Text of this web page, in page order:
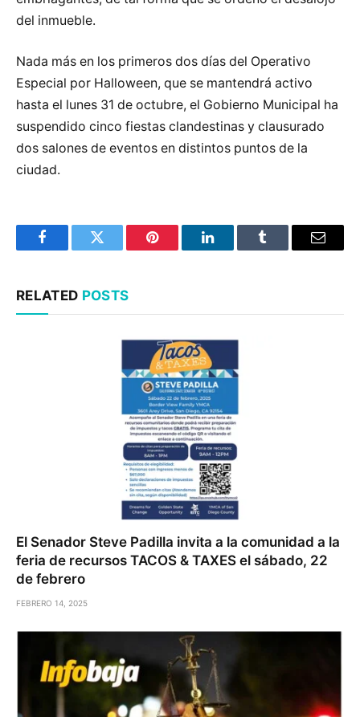
del inmueble.
Nada más en los primeros dos días del Operativo
Especial por Halloween, que se mantendrá activo
hasta el lunes 31 de octubre, el Gobierno Municipal ha
suspendido cinco fiestas clandestinas y clausurado
dos salones de eventos en distintos puntos de la
ciudad.
FacebookTwitter Pinterest LinkedInTumblr Email
RELATED POSTS
El Senador Steve Padilla invita a la comunidad a la
feria de recursos TACOS & TAXES el sábado, 22
de febrero
FEBRERO 14, 2025